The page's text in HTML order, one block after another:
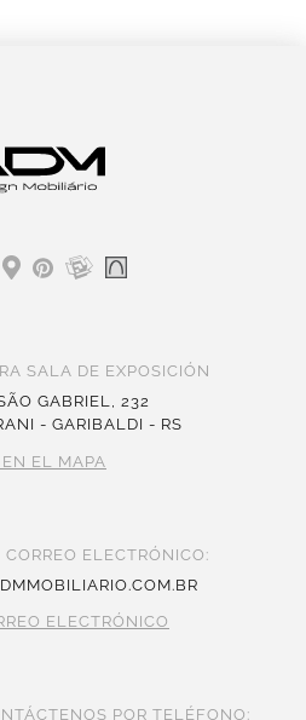
SALA DE EXPOSICIÓN
GABRIEL, 232
- GARIBALDI - RS
EL MAPA
ELECTRÓNICO:
ELECTRÓNICO
POR TELÉFONO: